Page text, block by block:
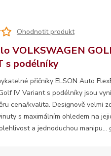
Ohodnotit produkt
VOLKSWAGEN
s podélníky
příčníky ELSON Auto
IV Variant s podélníky jsou
cena/kvalita. Designově velmi
s maximálním ohledem na
a jednoduchou manipu...